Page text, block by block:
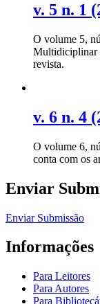
v. 5 n. 1
O volume 5,
Multidiciplinar
revista.
v. 6 n. 4
O volume 6,
conta com os
Enviar
Enviar Submissão
Informações
Para Leitores
Para Autores
Para